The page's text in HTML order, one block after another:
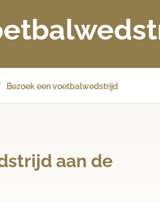
Bezoek een voetbalwedstrijd
aan de